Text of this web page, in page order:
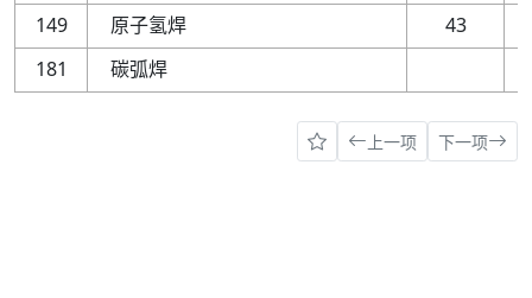
149
原子氢焊 43
181
碳弧焊
上一项 下一项